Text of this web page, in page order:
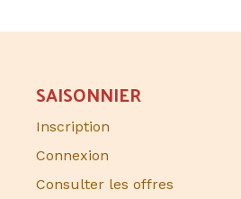
SAISONNIER​
Inscription
Connexion
Consulter les offres